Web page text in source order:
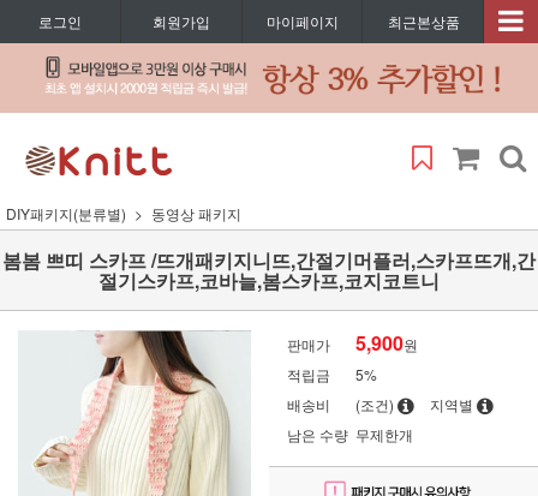
로그인 회원가입 마이페이지 최근본상품
DIY패키지(분류별) 동영상 패키지
봄봄 쁘띠 스카프 /뜨개패키지니뜨,간절기머플러,스카프뜨개,간
절기스카프,코바늘,봄스카프,코지코트니
판매가 5,900원
적립금
5%
배송비
(조건)
지역별
남은 수량 무제한개